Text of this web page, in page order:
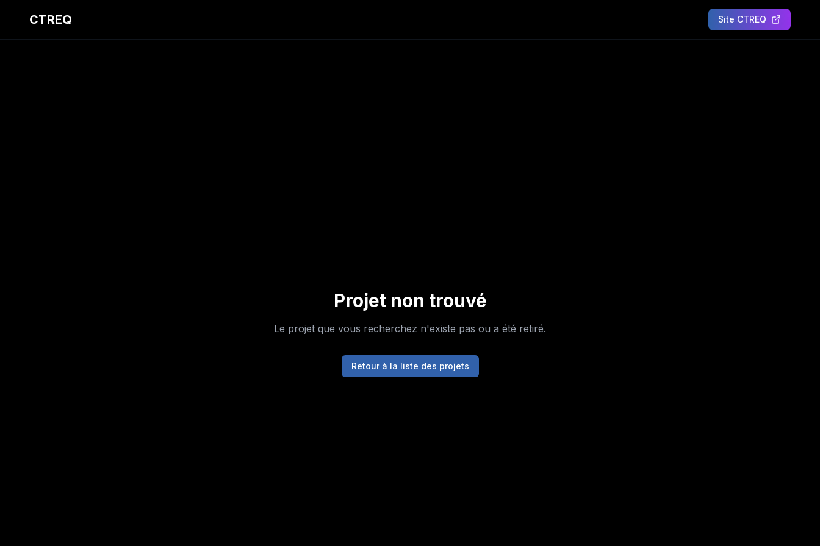
CTREQ Site CTREQ
Projet non trouvé
Le projet que vous recherchez n'existe pas ou a été retiré.
Retour à la liste des projets